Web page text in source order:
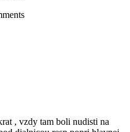
, vzdy tam boli nudisti na